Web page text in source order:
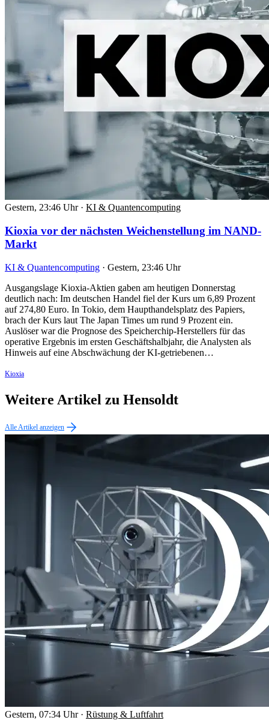
Gestern, 23:46 Uhr · KI & Quantencomputing
Kioxia vor der nächsten Weichenstellung im NAND-
Markt
KI & Quantencomputing · Gestern, 23:46 Uhr
Ausgangslage Kioxia-Aktien gaben am heutigen Donnerstag
deutlich nach: Im deutschen Handel fiel der Kurs um 6,89 Prozent
auf 274,80 Euro. In Tokio, dem Haupthandelsplatz des Papiers,
brach der Kurs laut The Japan Times um rund 9 Prozent ein.
Auslöser war die Prognose des Speicherchip-Herstellers für das
operative Ergebnis im ersten Geschäftshalbjahr, die Analysten als
Hinweis auf eine Abschwächung der KI-getriebenen…
Kioxia
Weitere Artikel zu Hensoldt
Alle Artikel anzeigen
Gestern, 07:34 Uhr · Rüstung & Luftfahrt